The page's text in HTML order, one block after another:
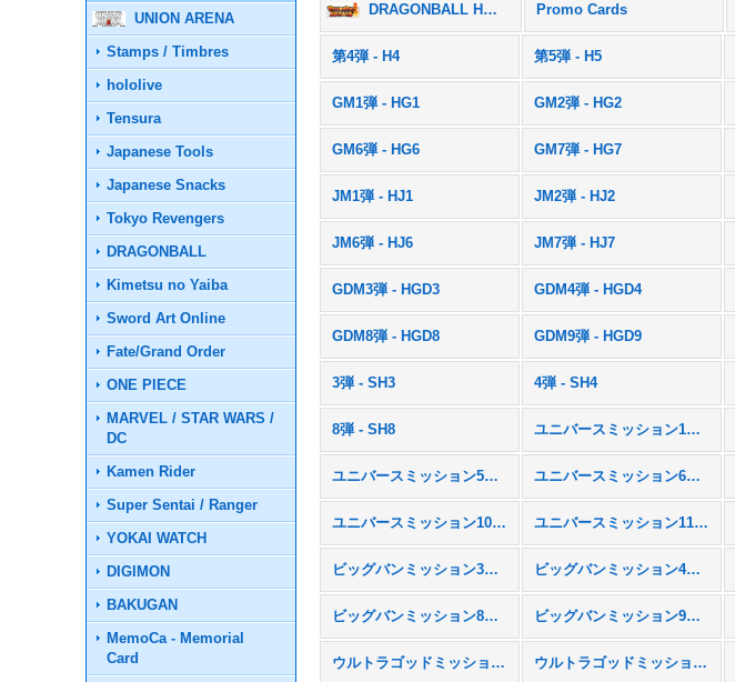
UNION ARENA
Stamps / Timbres
hololive
Tensura
Japanese Tools
Japanese Snacks
Tokyo Revengers
DRAGONBALL
Kimetsu no Yaiba
Sword Art Online
Fate/Grand Order
ONE PIECE
MARVEL / STAR WARS /
DC
Kamen Rider
Super Sentai / Ranger
YOKAI WATCH
DIGIMON
BAKUGAN
MemoCa - Memorial
Card
DRAGONBALL HEROES / ドラゴンボールヒーローズ (All Products) Promo Cards
第4弾 - H4 第5弾 - H5
GM1弾 - HG1 GM2弾 - HG2
GM6弾 - HG6 GM7弾 - HG7
JM1弾 - HJ1 JM2弾 - HJ2
JM6弾 - HJ6 JM7弾 - HJ7
GDM3弾 - HGD3 GDM4弾 - HGD4
GDM8弾 - HGD8 GDM9弾 - HGD9
3弾 - SH3 4弾 - SH4
8弾 - SH8 ユニバースミッション1弾 - UM1
ユニバースミッション5弾 - UM5 ユニバースミッション6弾 - UM6
ユニバースミッション10弾 - UM10 ユニバースミッション11弾 - UM11
ビッグバンミッション3弾 - BM3 ビッグバンミッション4弾 - BM4
ビッグバンミッション8弾 - BM8 ビッグバンミッション9弾 - BM9
ウルトラゴッドミッション1弾 - UGM1 ウルトラゴッドミッション2弾 - UGM2